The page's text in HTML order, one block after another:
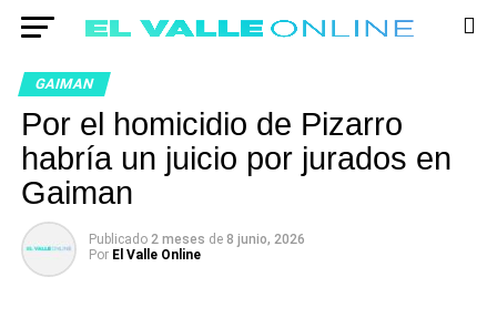
GAIMAN
Por el homicidio de Pizarro
habría un juicio por jurados en
Gaiman
Publicado 2 meses de 8 junio, 2026
Por El Valle Online